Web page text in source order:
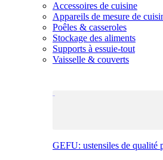
Accessoires de cuisine
Appareils de mesure de
Poêles & casseroles
Stockage des aliments
Supports à essuie-tout
Vaisselle & couverts
GEFU: ustensiles de qualité